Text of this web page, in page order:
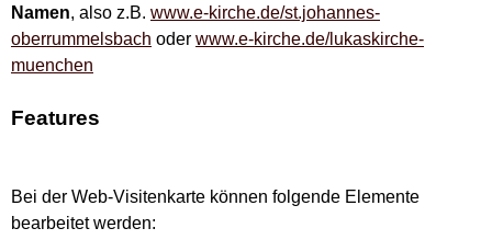
Namen, also z.B. www.e-kirche.de/st.johannes-
oberrummelsbach oder www.e-kirche.de/lukaskirche-
muenchen
Features
Bei der Web-Visitenkarte können folgende Elemente
bearbeitet werden: